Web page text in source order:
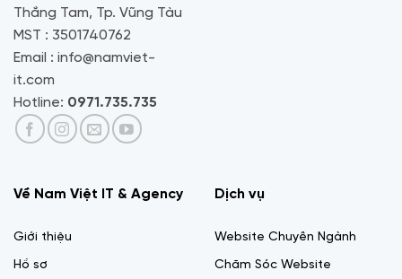
Thắng Tam, Tp. Vũng Tàu
MST : 3501740762
Email : info@namviet-
it.com
Hotline: 0971.735.735
Về Nam Việt IT & Agency
Giới thiệu
Hồ sơ
Dịch vụ
Website Chuyên Ngành
Chăm Sóc Website